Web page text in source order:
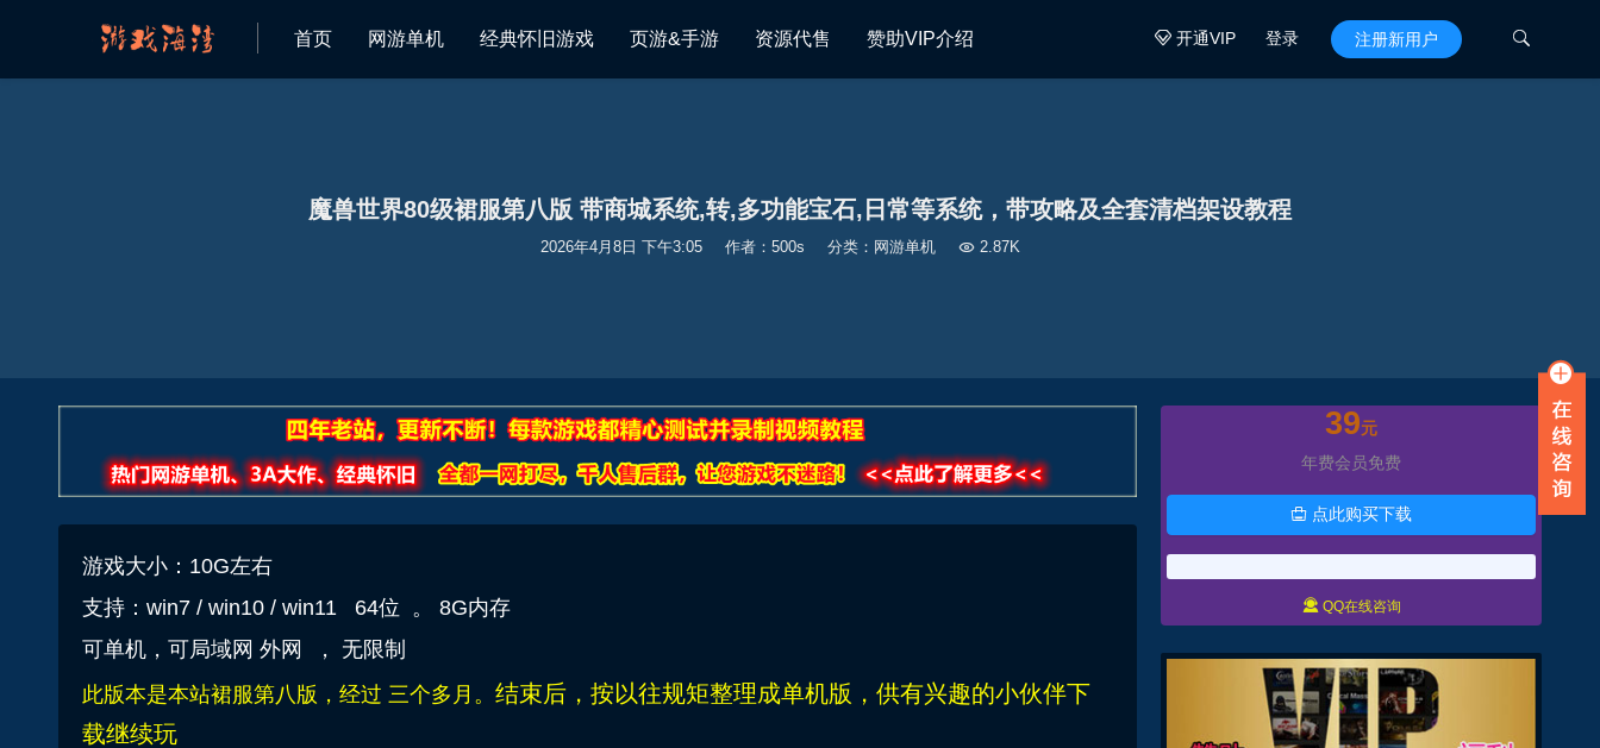
开通VIP 登录 注册新用户 
首页 网游单机 经典怀旧游戏 页游&手游 资源代售 赞助VIP介绍
魔兽世界80级裙服第八版 带商城系统,转,多功能宝石,日常等系统，带攻略及全套清档架设教程
2026年4月8日 下午3:05 作者：500s 分类： 网游单机 2.87K
游戏大小：10G左右
支持：win7 / win10 / win11 64位 。 8G内存
可单机，可局域网 外网 ， 无限制
此版本是本站裙服第八版，经过 三个多月。 结束后， 按以往规矩整理成单机版，供有兴趣的小伙伴下
载继续玩
39元
年费会员免费
 点此购买下载
 QQ在线咨询